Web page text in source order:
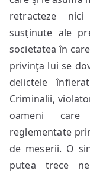
retracteze
susţinute ale
societatea în
privinţa lui se
delictele
Criminalii,
oameni care
reglementate
de meserii. O
putea trece